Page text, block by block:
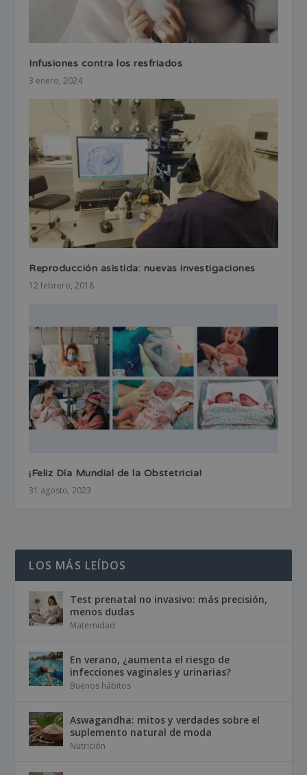
Infusiones contra los resfriados
3 enero, 2024
Reproducción asistida: nuevas investigaciones
12 febrero, 2018
¡Feliz Día Mundial de la Obstetricia!
31 agosto, 2023
LOS MÁS LEÍDOS
Test prenatal no invasivo: más precisión,
menos dudas
Maternidad
En verano, ¿aumenta el riesgo de
infecciones vaginales y urinarias?
Buenos hábitos
Aswagandha: mitos y verdades sobre el
suplemento natural de moda
Nutrición